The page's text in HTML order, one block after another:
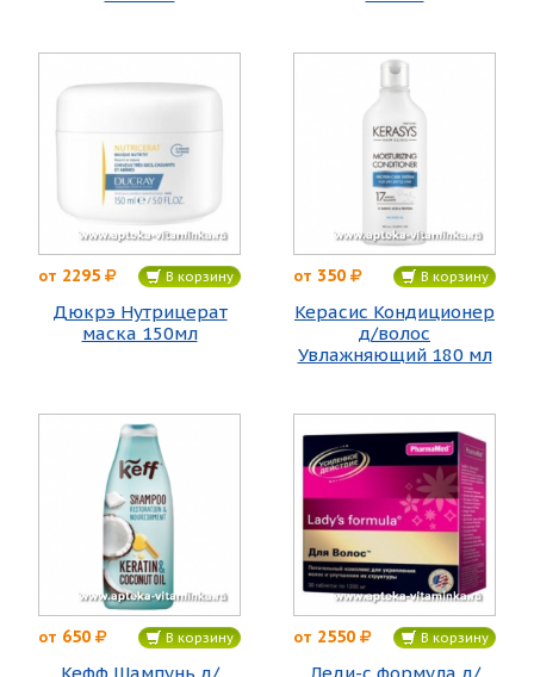
от 2295 В корзину
Дюкрэ Нутрицерат
маска 150мл
от 350 В корзину
Керасис Кондиционер
д/волос
Увлажняющий 180 мл
от 650 В корзину от 2550 В корзину